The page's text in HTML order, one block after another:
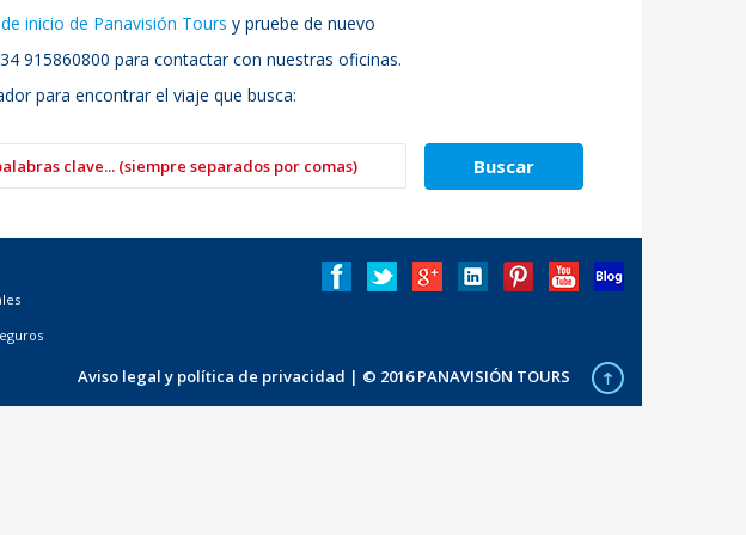
inicio de Panavisión Tours y pruebe de nuevo
915860800 para contactar con nuestras oficinas.
para encontrar el viaje que busca:
Aviso legal y política de privacidad | © 2016 PANAVISIÓN TOURS